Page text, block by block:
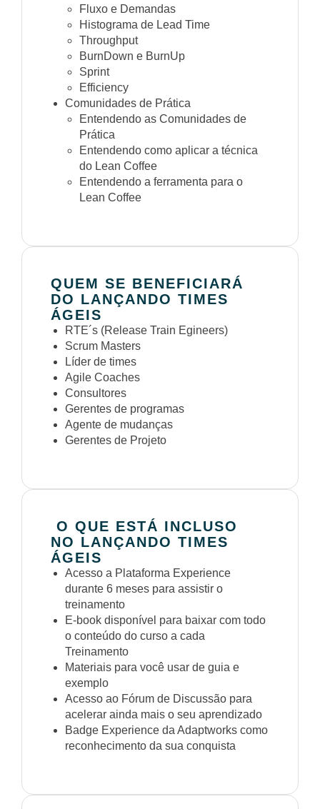
Fluxo e Demandas
Histograma de Lead Time
Throughput
BurnDown e BurnUp
Sprint
Efficiency
Comunidades de Prática
Entendendo as Comunidades de
Prática
Entendendo como aplicar a técnica
do Lean Coffee
Entendendo a ferramenta para o
Lean Coffee
QUEM SE BENEFICIARÁ
DO LANÇANDO TIMES
ÁGEIS
RTE´s (Release Train Egineers)
Scrum Masters
Líder de times
Agile Coaches
Consultores
Gerentes de programas
Agente de mudanças
Gerentes de Projeto
O QUE ESTÁ INCLUSO
NO LANÇANDO TIMES
ÁGEIS
Acesso a Plataforma Experience
durante 6 meses para assistir o
treinamento
E-book disponível para baixar com todo
o conteúdo do curso a cada
Treinamento
Materiais para você usar de guia e
exemplo
Acesso ao Fórum de Discussão para
acelerar ainda mais o seu aprendizado
Badge Experience da Adaptworks como
reconhecimento da sua conquista